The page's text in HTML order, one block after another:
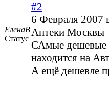
ЕленаВ
Статус
—
#2
6 Февраля 2007
Аптеки Москвы
САмые дешевые
находится на
А ещё дешевле